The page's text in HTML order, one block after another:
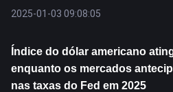
2025-01-03 09:08:05
Índice do dólar americano
enquanto os mercados
nas taxas do Fed em 2025